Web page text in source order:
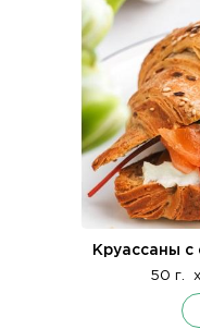
Круассаны
50 г. x